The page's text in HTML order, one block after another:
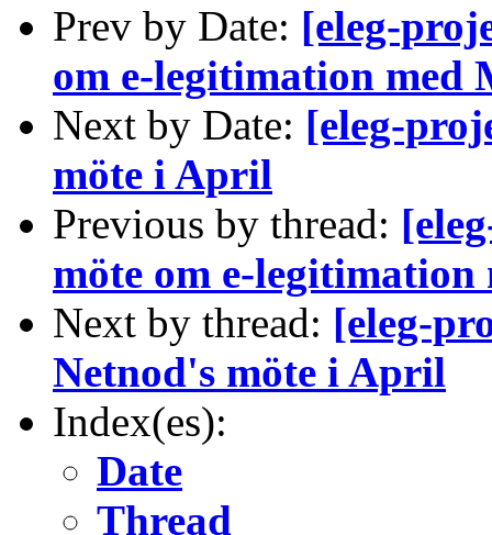
Prev by Date: [eleg-
om e-legitimation med
Next by Date: [eleg-
möte i April
Previous by thread:
möte om e-legitimation
Next by thread: [eleg-
Netnod's möte i April
Index(es):
Date
Thread